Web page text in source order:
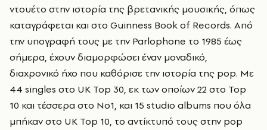
ντουέτο στην ιστορία της βρετανικής μουσικής, όπως
καταγράφεται και στο Guinness Book of Records. Από
την υπογραφή τους με την Parlophone το 1985 έως
σήμερα, έχουν διαμορφώσει έναν μοναδικό,
διαχρονικό ήχο που καθόρισε την ιστορία της pop. Με
44 singles στο UK Top 30, εκ των οποίων 22 στο Top
10 και τέσσερα στο Νο1, και 15 studio albums που όλα
μπήκαν στο UK Top 10, το αντίκτυπό τους στην pop